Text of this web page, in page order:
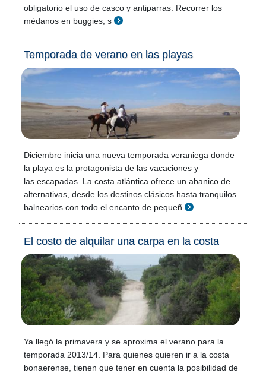
obligatorio el uso de casco y antiparras. Recorrer los
médanos en buggies, s
Temporada de verano en las playas
Diciembre inicia una nueva temporada veraniega donde
la playa es la protagonista de las vacaciones y
las escapadas. La costa atlántica ofrece un abanico de
alternativas, desde los destinos clásicos hasta tranquilos
balnearios con todo el encanto de pequeñ
El costo de alquilar una carpa en la costa
Ya llegó la primavera y se aproxima el verano para la
temporada 2013/14. Para quienes quieren ir a la costa
bonaerense, tienen que tener en cuenta la posibilidad de